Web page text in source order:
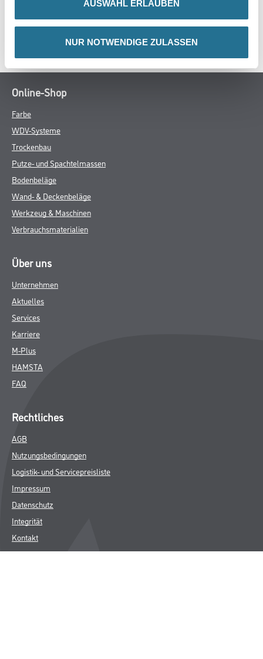
AUSWAHL ERLAUBEN
NUR NOTWENDIGE ZULASSEN
GEFAHRENHINWEISE
SPEZIFIKATIONEN
Online-Shop
Farbe
WDV-Systeme
Trockenbau
Putze- und Spachtelmassen
Bodenbeläge
Wand- & Deckenbeläge
Werkzeug & Maschinen
Verbrauchsmaterialien
Über uns
Unternehmen
Aktuelles
Services
Karriere
M-Plus
HAMSTA
FAQ
Rechtliches
AGB
Nutzungsbedingungen
Logistik- und Servicepreisliste
Impressum
Datenschutz
Integrität
Kontakt